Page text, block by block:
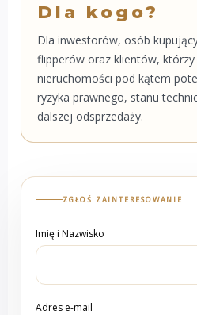
Dla kogo?
Dla inwestorów, osób
flipperów oraz klientów, którzy
nieruchomości pod kątem
ryzyka prawnego, stanu
dalszej odsprzedaży.
ZGŁOŚ ZAINTERESOWANIE
Imię i Nazwisko
Adres e-mail